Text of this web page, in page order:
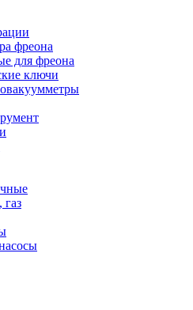
фреона
для фреона
ключи
газ